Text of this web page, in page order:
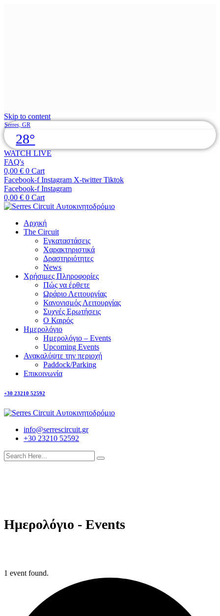
Skip to content
Serres, GR
28°
WATCH LIVE
FAQ's
0,00 € 0 Cart
Facebook-f Instagram X-twitter Tiktok
Facebook-f Instagram
0,00 € 0 Cart
Αρχική
The Circuit
Εγκαταστάσεις
Χαρακτηριστικά
Δραστηριότητες
News
Χρήσιμες Πληροφορίες
Πώς να έρθετε
Ωράριο Λειτουργίας
Κανονισμός Λειτουργίας
Συχνές Ερωτήσεις
Ο Καιρός
Ημερολόγιο
Ημερολόγιο – Events
Upcoming Events
Ανακαλύψτε την περιοχή
Paddock/Parking
Επικοινωνία
+30 23210 52592
info@serrescircuit.gr
+30 23210 52592
Ημερολόγιο - Events
1 event found.